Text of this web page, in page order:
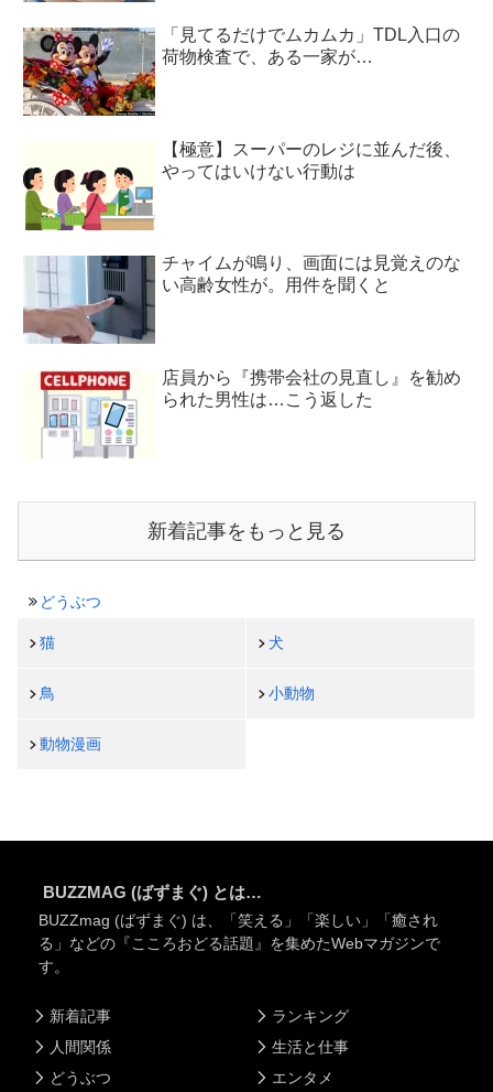
「見てるだけでムカムカ」TDL入口の
荷物検査で、ある一家が…
【極意】スーパーのレジに並んだ後、
やってはいけない行動は
チャイムが鳴り、画面には見覚えのな
い高齢女性が。用件を聞くと
店員から『携帯会社の見直し』を勧め
られた男性は…こう返した
新着記事をもっと見る
どうぶつ
猫 犬
鳥 小動物
動物漫画
BUZZMAG (ばずまぐ) とは…
BUZZmag (ばずまぐ) は、「笑える」「楽しい」「癒され
る」などの『こころおどる話題』を集めたWebマガジンで
す。
新着記事
人間関係
どうぶつ
ランキング
生活と仕事
エンタメ